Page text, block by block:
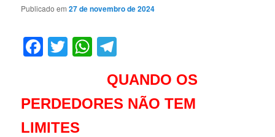
Publicado em27 de novembro de 2024
Facebook
TwitterWhatsApp
QUANDO OS
PERDEDORES NÃO TEM
LIMITES